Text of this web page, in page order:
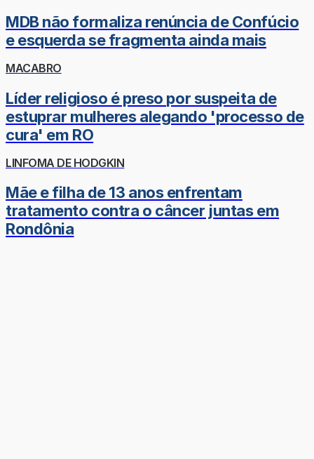
MDB não formaliza renúncia de Confúcio
e esquerda se fragmenta ainda mais
MACABRO
Líder religioso é preso por suspeita de
estuprar mulheres alegando 'processo de
cura' em RO
LINFOMA DE HODGKIN
Mãe e filha de 13 anos enfrentam
tratamento contra o câncer juntas em
Rondônia